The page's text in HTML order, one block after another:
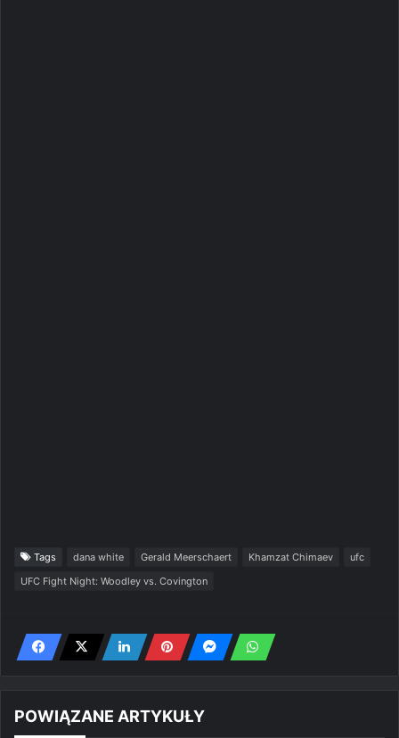
Tags dana white Gerald Meerschaert Khamzat Chimaev
ufc
UFC Fight Night: Woodley vs. Covington
POWIĄZANE ARTYKUŁY